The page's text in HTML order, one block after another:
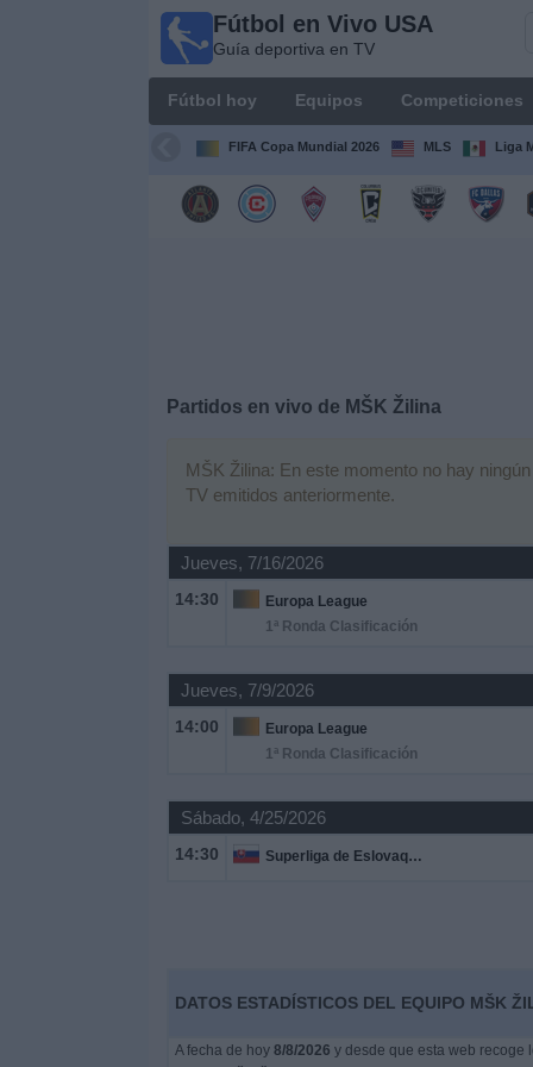
Fútbol en Vivo USA
Guía deportiva en TV
Fútbol hoy Equipos Competiciones
FIFA Copa Mundial 2026 MLS Liga
Partidos en vivo de MŠK Žilina
MŠK Žilina: En este momento no hay
TV emitidos anteriormente.
Jueves, 7/16/2026
14:30
Europa League
1ª Ronda Clasificación
Jueves, 7/9/2026
14:00
Europa League
1ª Ronda Clasificación
Sábado, 4/25/2026
14:30 Superliga de Eslovaquia
DATOS ESTADÍSTICOS DEL EQUIPO MŠK
A fecha de hoy 8/8/2026 y desde que esta web recoge